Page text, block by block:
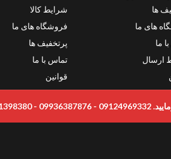
ها
های ما
ما
ارسال
شرایط کالا
فروشگاه های ما
پرتخفیف ها
تماس با ما
قوانین